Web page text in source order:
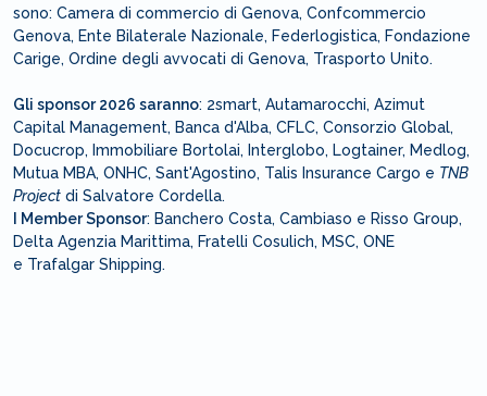
sono: Camera di commercio di Genova, Confcommercio
Genova, Ente Bilaterale Nazionale, Federlogistica, Fondazione
Carige, Ordine degli avvocati di Genova, Trasporto Unito.
Gli sponsor 2026 saranno: 2smart, Autamarocchi, Azimut
Capital Management, Banca d'Alba, CFLC, Consorzio Global,
Docucrop, Immobiliare Bortolai, Interglobo, Logtainer, Medlog,
Mutua MBA, ONHC, Sant'Agostino, Talis Insurance Cargo e TNB
Project di Salvatore Cordella.
I Member Sponsor: Banchero Costa, Cambiaso e Risso Group,
Delta Agenzia Marittima, Fratelli Cosulich, MSC, ONE
e Trafalgar Shipping.